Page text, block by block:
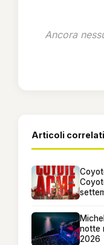
Ancora
Articoli correlati
notte
2026